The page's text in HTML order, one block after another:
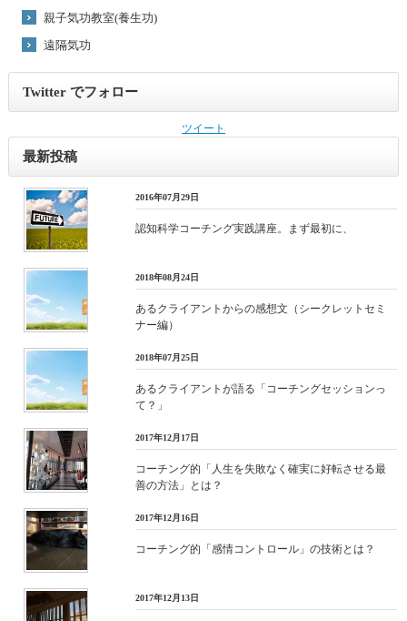
親子気功教室(養生功)
遠隔気功
Twitter でフォロー
ツイート
最新投稿
2016年07月29日
認知科学コーチング実践講座。まず最初に、
2018年08月24日
あるクライアントからの感想文（シークレットセミ
ナー編）
2018年07月25日
あるクライアントが語る「コーチングセッションっ
て？」
2017年12月17日
コーチング的「人生を失敗なく確実に好転させる最
善の方法」とは？
2017年12月16日
コーチング的「感情コントロール」の技術とは？
2017年12月13日